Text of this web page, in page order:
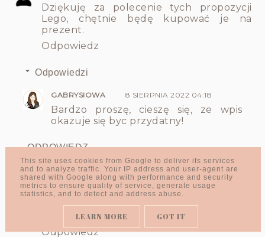
Dziękuję za polecenie tych propozycji
Lego, chętnie będę kupować je na
prezent.
Odpowiedz
Odpowiedzi
GABRYSIOWA 8 SIERPNIA 2022 04:18
Bardzo proszę, cieszę się, ze wpis
okazuje się byc przydatny!
ODPOWIEDZ
KINGA STANISZEWSKA 5 SIERPNIA 2022 07:47
Kiedyś jako dziecko bawiłam się klockami ,
nawet mialam kilka zestawów
Odpowiedz
This site uses cookies from Google to deliver its services
and to analyze traffic. Your IP address and user-agent are
shared with Google along with performance and security
metrics to ensure quality of service, generate usage
statistics, and to detect and address abuse.
LEARN MORE GOT IT